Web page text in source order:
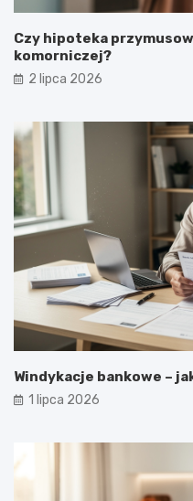
Czy hipoteka
komorniczej?
2 lipca 2026
Windykacje bankowe –
1 lipca 2026